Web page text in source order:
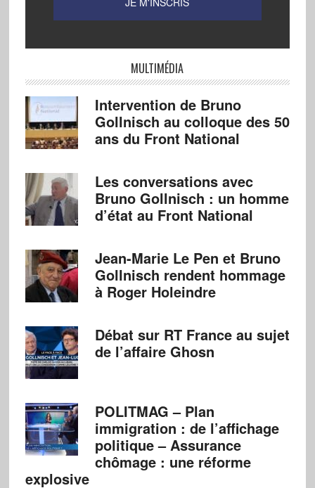
MULTIMÉDIA
Intervention de Bruno
Gollnisch au colloque des 50
ans du Front National
Les conversations avec
Bruno Gollnisch : un homme
d’état au Front National
Jean-Marie Le Pen et Bruno
Gollnisch rendent hommage
à Roger Holeindre
Débat sur RT France au sujet
de l’affaire Ghosn
POLITMAG – Plan
immigration : de l’affichage
politique – Assurance
chômage : une réforme
explosive